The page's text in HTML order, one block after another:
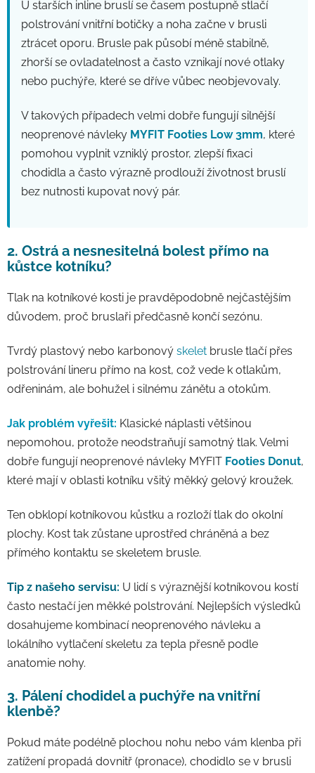
U starších inline bruslí se časem postupně stlačí
polstrování vnitřní botičky a noha začne v brusli
ztrácet oporu. Brusle pak působí méně stabilně,
zhorší se ovladatelnost a často vznikají nové otlaky
nebo puchýře, které se dříve vůbec neobjevovaly.
V takových případech velmi dobře fungují silnější
neoprenové návleky MYFIT Footies Low 3mm, které
pomohou vyplnit vzniklý prostor, zlepší fixaci
chodidla a často výrazně prodlouží životnost bruslí
bez nutnosti kupovat nový pár.
2. Ostrá a nesnesitelná bolest přímo na
kůstce kotníku?
Tlak na kotníkové kosti je pravděpodobně nejčastějším
důvodem, proč bruslaři předčasně končí sezónu.
Tvrdý plastový nebo karbonový skelet brusle tlačí přes
polstrování lineru přímo na kost, což vede k otlakům,
odřeninám, ale bohužel i silnému zánětu a otokům.
Jak problém vyřešit: Klasické náplasti většinou
nepomohou, protože neodstraňují samotný tlak. Velmi
dobře fungují neoprenové návleky MYFIT Footies Donut,
které mají v oblasti kotníku všitý měkký gelový kroužek.
Ten obklopí kotníkovou kůstku a rozloží tlak do okolní
plochy. Kost tak zůstane uprostřed chráněná a bez
přímého kontaktu se skeletem brusle.
Tip z našeho servisu: U lidí s výraznější kotníkovou kostí
často nestačí jen měkké polstrování. Nejlepších výsledků
dosahujeme kombinací neoprenového návleku a
lokálního vytlačení skeletu za tepla přesně podle
anatomie nohy.
3. Pálení chodidel a puchýře na vnitřní
klenbě?
Pokud máte podélně plochou nohu nebo vám klenba při
zatížení propadá dovnitř (pronace), chodidlo se v brusli